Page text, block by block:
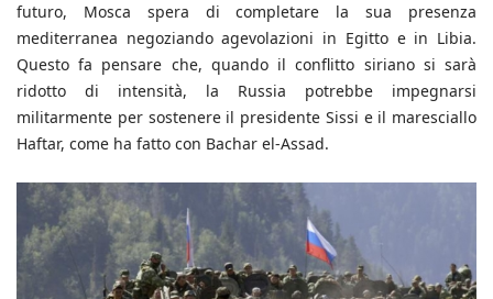
futuro, Mosca spera di completare la sua presenza
mediterranea negoziando agevolazioni in Egitto e in Libia.
Questo fa pensare che, quando il conflitto siriano si sarà
ridotto di intensità, la Russia potrebbe impegnarsi
militarmente per sostenere il presidente Sissi e il maresciallo
Haftar, come ha fatto con Bachar el-Assad.